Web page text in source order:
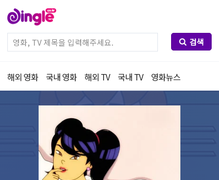
검색
해외 영화 국내 영화 해외 TV 국내 TV 영화뉴스